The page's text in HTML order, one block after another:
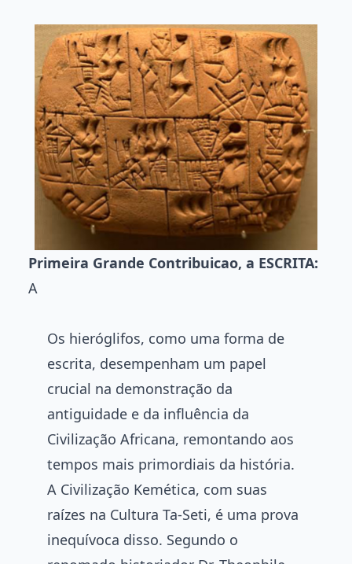
Primeira Grande Contribuicao, a ESCRITA:
A
Os hieróglifos, como uma forma de
escrita, desempenham um papel
crucial na demonstração da
antiguidade e da influência da
Civilização Africana, remontando aos
tempos mais primordiais da história.
A Civilização Kemética, com suas
raízes na Cultura Ta-Seti, é uma prova
inequívoca disso. Segundo o